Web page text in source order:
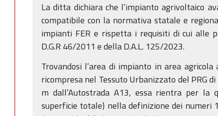
La ditta dichiara che l’impianto agrivoltaico
compatibile con la normativa statale e
impianti FER e rispetta i requisiti di cui alle
D.G.R 46/2011 e della D.A.L. 125/2023.
Trovandosi l’area di impianto in area
ricompresa nel Tessuto Urbanizzato del PRG
m dall’Autostrada A13, essa rientra per la
superficie totale) nella definizione dei numeri